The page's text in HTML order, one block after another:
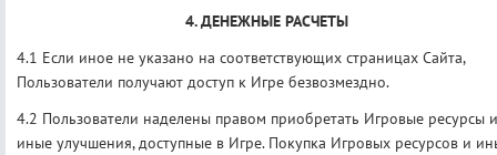
4. ДЕНЕЖНЫЕ РАСЧЕТЫ
4.1 Если иное не указано на соответствующих страницах Сайта,
Пользователи получают доступ к Игре безвозмездно.
4.2 Пользователи наделены правом приобретать Игровые ресурсы
иные улучшения, доступные в Игре. Покупка Игровых ресурсов и